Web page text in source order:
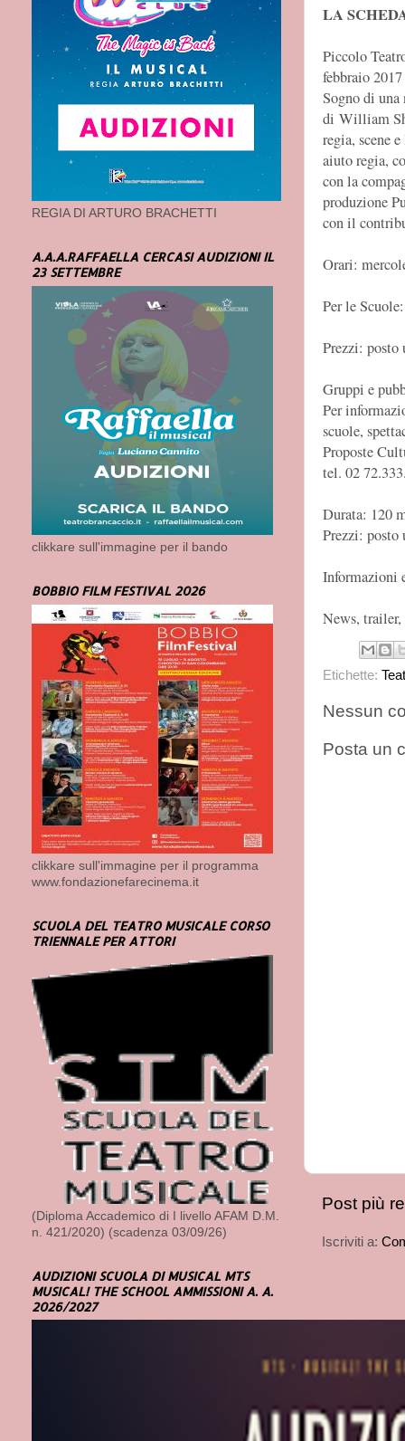
LA
Piccolo
febbraio 2017
Sogno di una
di William
regia, scene
aiuto regia,
con la
produzione
con il
Orari:
Per le
Prezzi: posto
Gruppi e
Per
scuole,
Proposte
tel. 02
Durata: 120
Prezzi: posto
Informazioni
News,
Etichette:
Nessun
Posta un
Post più
Iscriviti a:
REGIA DI ARTURO BRACHETTI
A.A.A.RAFFAELLA CERCASI AUDIZIONI IL
23 SETTEMBRE
clikkare sull'immagine per il bando
BOBBIO FILM FESTIVAL 2026
clikkare sull'immagine per il programma
www.fondazionefarecinema.it
SCUOLA DEL TEATRO MUSICALE CORSO
TRIENNALE PER ATTORI
(Diploma Accademico di I livello AFAM D.M.
n. 421/2020) (scadenza 03/09/26)
AUDIZIONI SCUOLA DI MUSICAL MTS
MUSICAL! THE SCHOOL AMMISSIONI A. A.
2026/2027